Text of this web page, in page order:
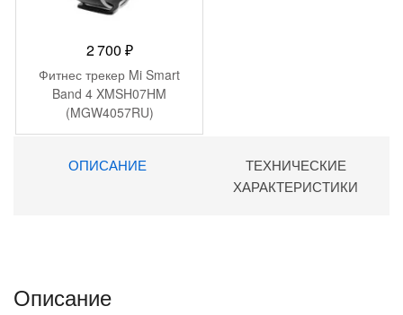
2 700 ₽
Фитнес трекер Mi Smart
Band 4 XMSH07HM
(MGW4057RU)
ОПИСАНИЕ
ТЕХНИЧЕСКИЕ
ХАРАКТЕРИСТИКИ
Описание